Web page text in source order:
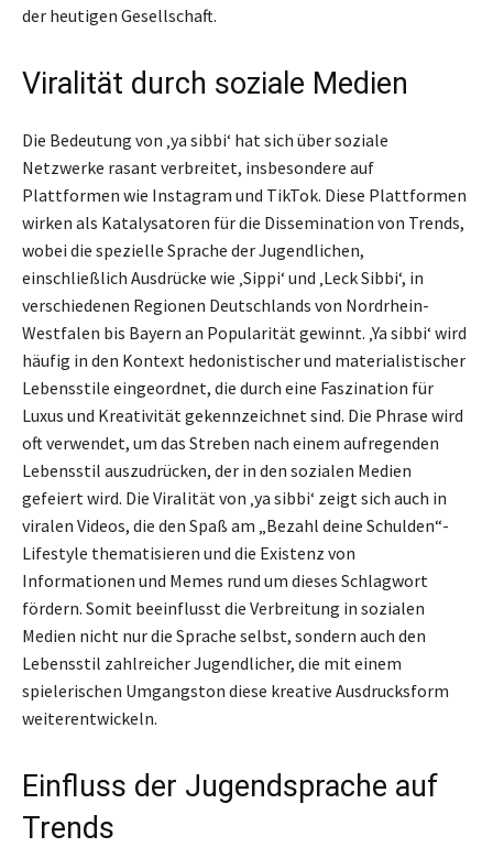
der heutigen Gesellschaft.
Viralität durch soziale Medien
Die Bedeutung von ‚ya sibbi‘ hat sich über soziale
Netzwerke rasant verbreitet, insbesondere auf
Plattformen wie Instagram und TikTok. Diese Plattformen
wirken als Katalysatoren für die Dissemination von Trends,
wobei die spezielle Sprache der Jugendlichen,
einschließlich Ausdrücke wie ‚Sippi‘ und ‚Leck Sibbi‘, in
verschiedenen Regionen Deutschlands von Nordrhein-
Westfalen bis Bayern an Popularität gewinnt. ‚Ya sibbi‘ wird
häufig in den Kontext hedonistischer und materialistischer
Lebensstile eingeordnet, die durch eine Faszination für
Luxus und Kreativität gekennzeichnet sind. Die Phrase wird
oft verwendet, um das Streben nach einem aufregenden
Lebensstil auszudrücken, der in den sozialen Medien
gefeiert wird. Die Viralität von ‚ya sibbi‘ zeigt sich auch in
viralen Videos, die den Spaß am „Bezahl deine Schulden“-
Lifestyle thematisieren und die Existenz von
Informationen und Memes rund um dieses Schlagwort
fördern. Somit beeinflusst die Verbreitung in sozialen
Medien nicht nur die Sprache selbst, sondern auch den
Lebensstil zahlreicher Jugendlicher, die mit einem
spielerischen Umgangston diese kreative Ausdrucksform
weiterentwickeln.
Einfluss der Jugendsprache auf
Trends